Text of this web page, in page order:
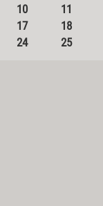
10
11
17
18
24
25